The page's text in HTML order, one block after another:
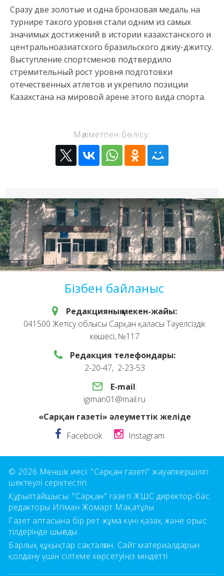
Сразу две золотые и одна бронзовая медаль на
турнире такого уровня стали одним из самых
значимых достижений в истории казахстанского и
центральноазиатского бразильского джиу-джитсу.
Выступление спортсменов подтвердило
стремительный рост уровня подготовки
отечественных атлетов и укрепило позиции
Казахстана на мировой арене этого вида спорта.
Мәліметпен бөлісу:
Бізбен байланыс
Редакцияның мекен-жайы:
041500 Жетісу облысы Сарқан қаласы Тәуелсіздік
көшесі, №117
Редакция телефондары:
2-20-47, 2-23-53
E-mail:
igiman01@mail.ru
«Сарқан газеті» әлеуметтік желіде
Facebook
Instagram
© 2026 Меншік иесі: "Сарқан газеті" жауапкершілігі
шектеулі серіктестігі.
Құрылтайшысы: "Сарқан" газеті ЖШС директор-бас
редакторы Игіман Жомарт Мақатұлы
Газет аптасына бір рет жұма күні қазақ және орыс
тілдерінде шығады.
Барлық құқықтар сақталған. Сайт материалдарын
қолдану үшін сілтеме көрсетуіңіз міндетті.